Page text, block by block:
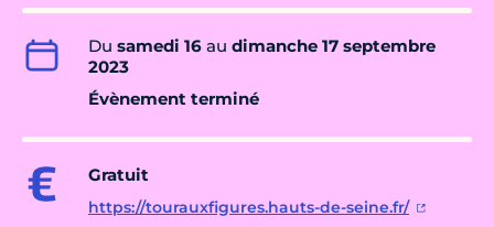
Du samedi 16 au dimanche 17 septembre
2023
Évènement terminé
Gratuit
https://tourauxfigures.hauts-de-seine.fr/